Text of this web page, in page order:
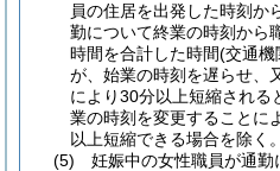
員の住居を出発した時刻か
勤について終業の時刻から
時間を合計した時間(交通機
が、始業の時刻を遅らせ、
により30分以上短縮される
業の時刻を変更することに
以上短縮できる場合を除く
(5)
妊娠中の女性職員が通